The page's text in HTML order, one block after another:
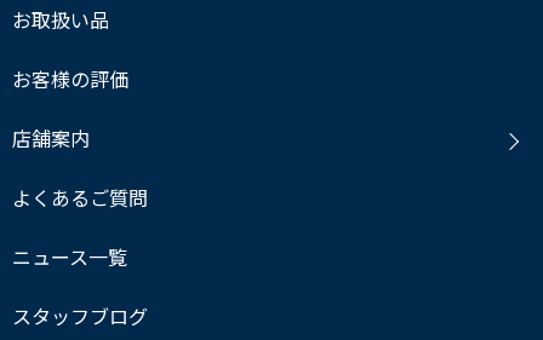
お取扱い品
お客様の評価
店舗案内
よくあるご質問
ニュース一覧
スタッフブログ